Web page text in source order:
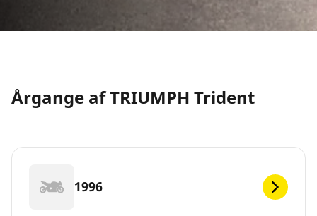
Årgange af TRIUMPH Trident
1996